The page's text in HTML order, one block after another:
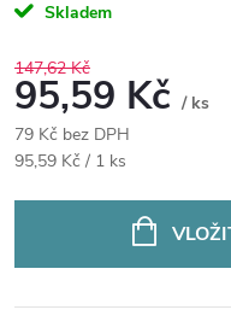
Skladem
147,62 Kč
95,59 Kč / ks
79 Kč bez DPH
Měrná
95,59 Kč / 1 ks